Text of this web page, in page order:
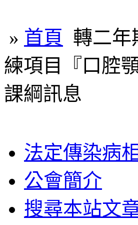
» 首頁 轉二年
練項目『口腔
課綱訊息
法定傳染病
公會簡介
搜尋本站文